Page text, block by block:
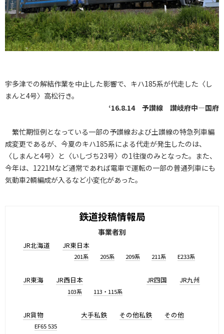
宇多津での解結作業を中止した影響で、キハ185系が代走した〈し
まんと4号〉高松行き。
‘16.8.14 予讃線 讃岐府中―国府
繁忙期恒例となっている一部の予讃線および土讃線の特急列車編
成変更であるが、今夏のキハ185系による代走が発生したのは、
〈しまんと4号〉と〈いしづち23号〉の1往復のみとなった。また、
今年は、1221Mなど通常であれば電車で運転の一部の普通列車にも
気動車2輌編成が入るなど小変化があった。
鉄道投稿情報局
事業者別
JR北海道 JR東日本
201系 205系 209系 211系 E233系
JR東海 JR西日本
103系 113・115系
JR四国 JR九州
JR貨物
EF65 535
大手私鉄 その他私鉄 その他